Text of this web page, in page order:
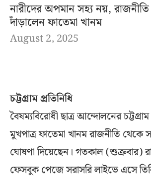
নারীদের অপমান সহ্য নয়,
দাঁড়ালেন ফাতেমা খানম
August 2, 2025
চট্টগ্রাম প্রতিনিধি
বৈষম্যবিরোধী ছাত্র আন্দোলনের
মুখপাত্র ফাতেমা খানম রাজনীতি থেকে
ঘোষণা দিয়েছেন। গতকাল (শুক্রবার)
ফেসবুক পেজে সরাসরি লাইভে এসে